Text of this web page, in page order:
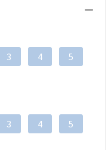
3 4
5
3 4
5